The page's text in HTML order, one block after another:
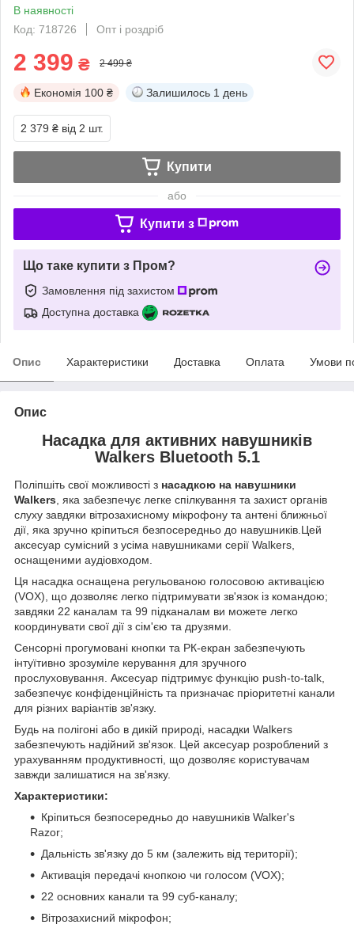
В наявності
Код: 718726
Опт і роздріб
2 399 ₴ 2 499 ₴
Економія 100 ₴ Залишилось 1 день
2 379 ₴ від 2 шт.
Купити
або
Купити з
Що таке купити з Пром?
Замовлення під захистом
Доступна доставка
Опис Характеристики Доставка Оплата Умови
Опис
Насадка для активних навушників
Walkers Bluetooth 5.1
Поліпшіть свої можливості з насадкою на навушники
Walkers, яка забезпечує легке спілкування та захист органів
слуху завдяки вітрозахисному мікрофону та антені ближньої
дії, яка зручно кріпиться безпосередньо до навушників.Цей
аксесуар сумісний з усіма навушниками серії Walkers,
оснащеними аудіовходом.
Ця насадка оснащена регульованою голосовою активацією
(VOX), що дозволяє легко підтримувати зв'язок із командою;
завдяки 22 каналам та 99 підканалам ви можете легко
координувати свої дії з сім'єю та друзями.
Сенсорні прогумовані кнопки та РК-екран забезпечують
інтуїтивно зрозуміле керування для зручного
прослуховування. Аксесуар підтримує функцію push-to-talk,
забезпечує конфіденційність та призначає пріоритетні канали
для різних варіантів зв'язку.
Будь на полігоні або в дикій природі, насадки Walkers
забезпечують надійний зв'язок. Цей аксесуар розроблений з
урахуванням продуктивності, що дозволяє користувачам
завжди залишатися на зв'язку.
Характеристики:
Кріпиться безпосередньо до навушників Walker's
Razor;
Дальність зв'язку до 5 км (залежить від території);
Активація передачі кнопкою чи голосом (VOX);
22 основних канали та 99 суб-каналу;
Вітрозахисний мікрофон;